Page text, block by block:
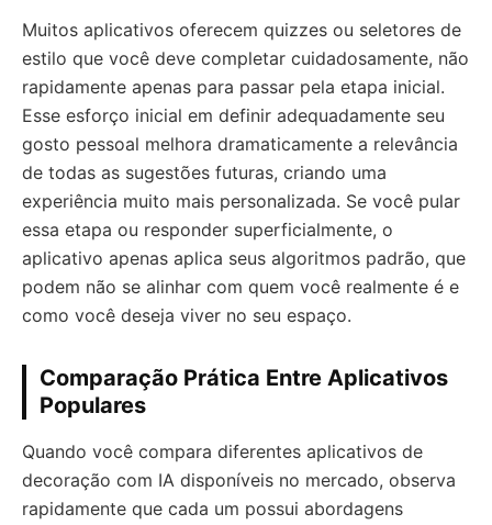
Muitos aplicativos oferecem quizzes ou seletores de
estilo que você deve completar cuidadosamente, não
rapidamente apenas para passar pela etapa inicial.
Esse esforço inicial em definir adequadamente seu
gosto pessoal melhora dramaticamente a relevância
de todas as sugestões futuras, criando uma
experiência muito mais personalizada. Se você pular
essa etapa ou responder superficialmente, o
aplicativo apenas aplica seus algoritmos padrão, que
podem não se alinhar com quem você realmente é e
como você deseja viver no seu espaço.
Comparação Prática Entre Aplicativos
Populares
Quando você compara diferentes aplicativos de
decoração com IA disponíveis no mercado, observa
rapidamente que cada um possui abordagens